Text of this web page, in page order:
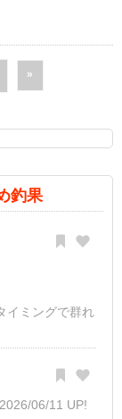
»
釣果
イミングで群れ
06/11 UP!